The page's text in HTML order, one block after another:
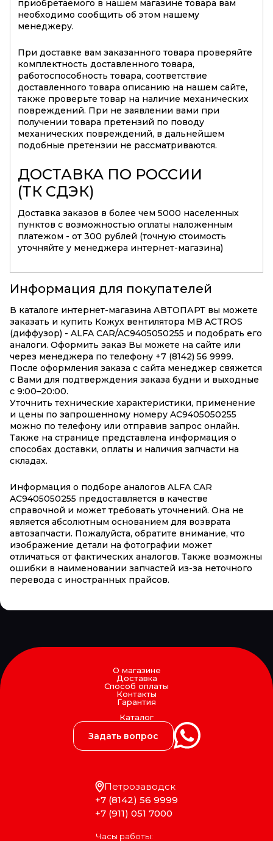
приобретаемого в нашем магазине товара вам
необходимо сообщить об этом нашему
менеджеру.
При доставке вам заказанного товара проверяйте
комплектность доставленного товара,
работоспособность товара, соответствие
доставленного товара описанию на нашем сайте,
также проверьте товар на наличие механических
повреждений. При не заявлении вами при
получении товара претензий по поводу
механических повреждений, в дальнейшем
подобные претензии не рассматриваются.
ДОСТАВКА ПО РОССИИ
(ТК СДЭК)
Доставка заказов в более чем 5000 населенных
пунктов с возможностью оплаты наложенным
платежом - от 300 рублей (точную стоимость
уточняйте у менеджера интернет-магазина)
Информация для покупателей
В каталоге интернет-магазина АВТОПАРТ вы можете
заказать и купить Кожух вентилятора MB ACTROS
(диффузор) - ALFA CAR/AC9405050255 и подобрать его
аналоги. Оформить заказ Вы можете на сайте или
через менеджера по телефону +7 (8142) 56 9999.
После оформления заказа с сайта менеджер свяжется
с Вами для подтверждения заказа будни и выходные
с 9:00–20:00.
Уточнить технические характеристики, применение
и цены по запрошенному номеру AC9405050255
можно по телефону или отправив запрос онлайн.
Также на странице представлена информация о
способах доставки, оплаты и наличия запчасти на
складах.
Информация о подборе аналогов ALFA CAR
AC9405050255 предоставляется в качестве
справочной и может требовать уточнений. Она не
является абсолютным основанием для возврата
автозапчасти. Пожалуйста, обратите внимание, что
изображение детали на фотографии может
отличаться от фактических аналогов. Также возможны
ошибки в наименовании запчастей из-за неточного
перевода с иностранных прайсов.
О магазине
Доставка
Способ оплаты
Контакты
Гарантия
Каталог
Петрозаводск
+7 (8142) 56 9999
+7 (911) 051 7000
Часы работы:
Задать вопрос